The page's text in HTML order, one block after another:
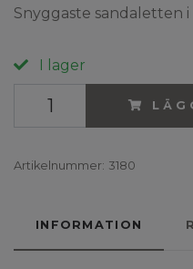
Snyggaste sandaletten
I lager
Artikelnummer: 3180
INFORMATION